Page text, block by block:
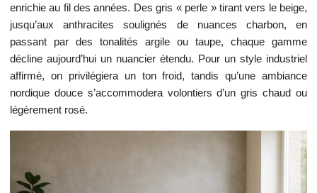
enrichie au fil des années. Des gris « perle » tirant vers le beige,
jusqu’aux anthracites soulignés de nuances charbon, en
passant par des tonalités argile ou taupe, chaque gamme
décline aujourd’hui un nuancier étendu. Pour un style industriel
affirmé, on privilégiera un ton froid, tandis qu’une ambiance
nordique douce s’accommodera volontiers d’un gris chaud ou
légèrement rosé.